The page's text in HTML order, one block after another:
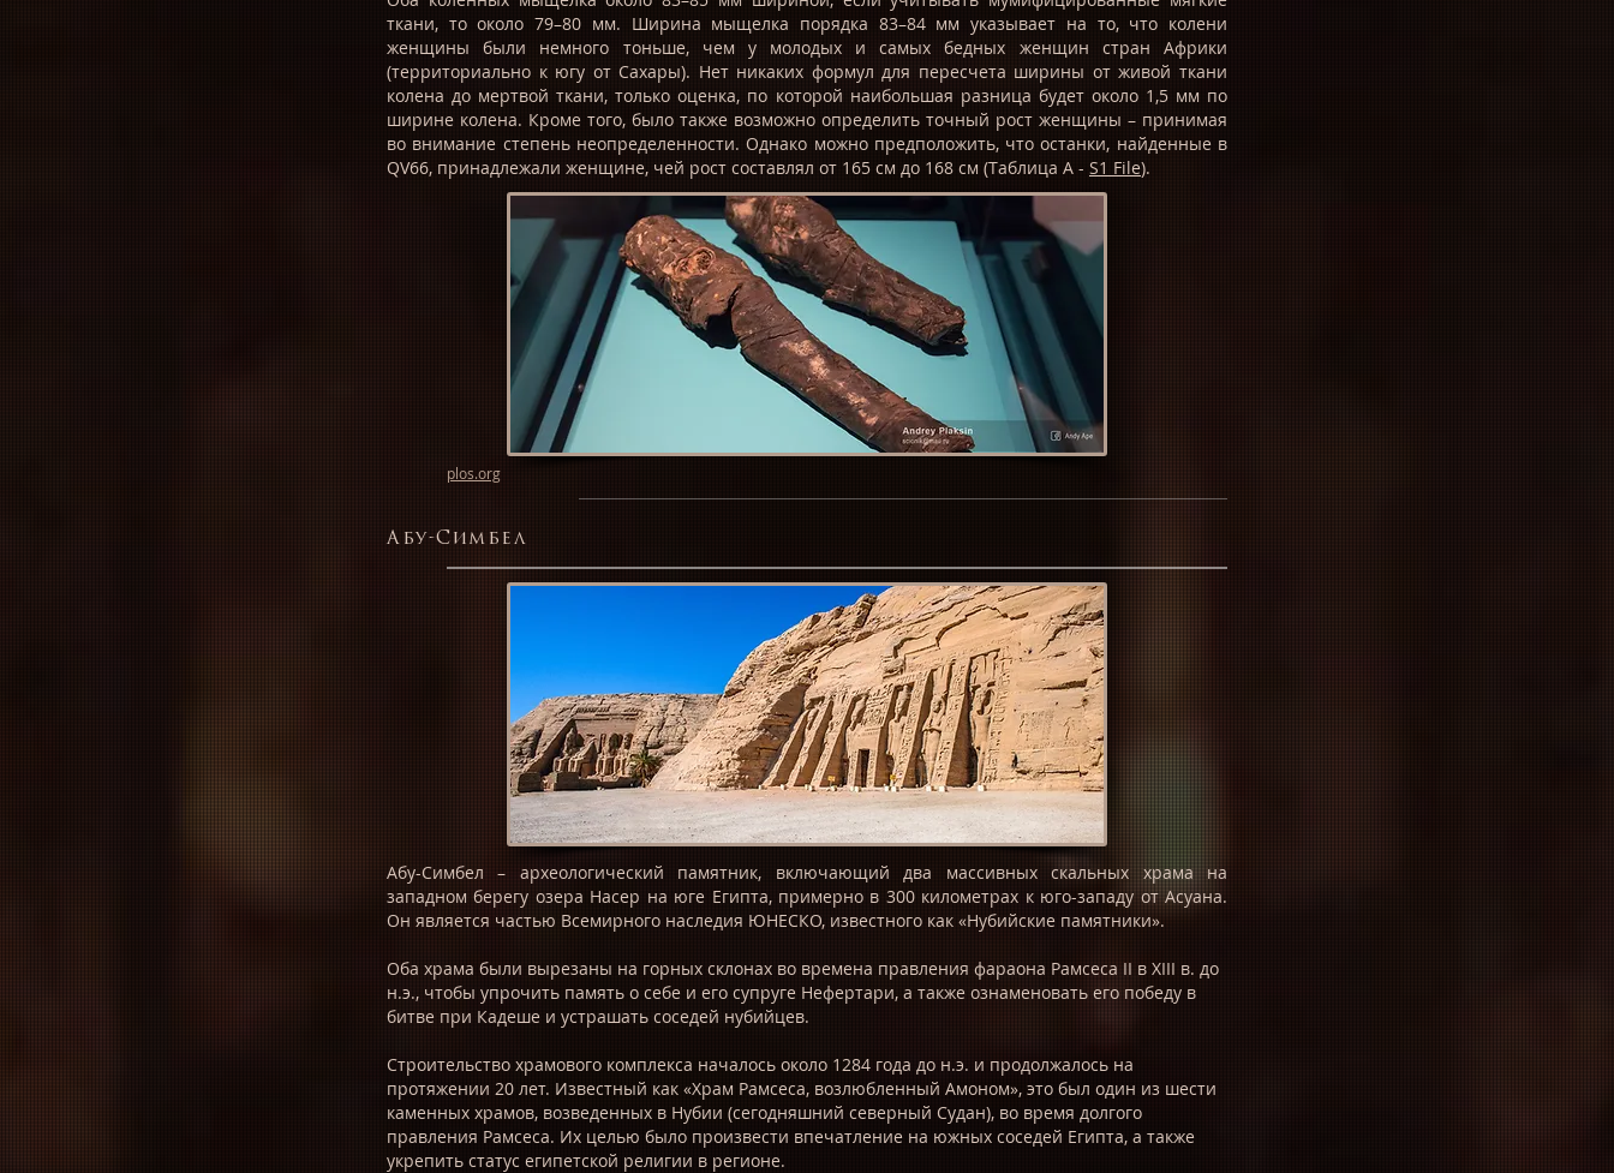
ткани, то около 79–80 мм. Ширина мыщелка порядка 83–84 мм указывает на то, что колени
женщины были немного тоньше, чем у молодых и самых бедных женщин стран Африки
(территориально к югу от Сахары). Нет никаких формул для пересчета ширины от живой ткани
колена до мертвой ткани, только оценка, по которой наибольшая разница будет около 1,5 мм по
ширине колена. Кроме того, было также возможно определить точный рост женщины – принимая
во внимание степень неопределенности. Однако можно предположить, что останки, найденные в
QV66, принадлежали женщине, чей рост составлял от 165 см до 168 см (Таблица A - S1 File).
plos.org
Абу-Симбел
Абу-Симбел – археологический памятник, включающий два массивных скальных храма на
западном берегу озера Насер на юге Египта, примерно в 300 километрах к юго-западу от Асуана.
Он является частью Всемирного наследия ЮНЕСКО, известного как «Нубийские памятники».
Оба храма были вырезаны на горных склонах во времена правления фараона Рамсеса II в XIII в. до
н.э., чтобы упрочить память о себе и его супруге Нефертари, а также ознаменовать его победу в
битве при Кадеше и устрашать соседей нубийцев.
Строительство храмового комплекса началось около 1284 года до н.э. и продолжалось на
протяжении 20 лет. Известный как «Храм Рамсеса, возлюбленный Амоном», это был один из шести
каменных храмов, возведенных в Нубии (сегодняшний северный Судан), во время долгого
правления Рамсеса. Их целью было произвести впечатление на южных соседей Египта, а также
укрепить статус египетской религии в регионе.